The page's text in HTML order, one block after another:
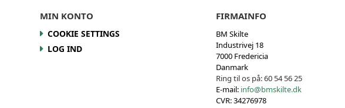
MIN KONTO
COOKIE SETTINGS
LOG IND
FIRMAINFO
BM Skilte
Industrivej 18
7000 Fredericia
Danmark
Ring til os på:60 54 56 25
E-mail: info@bmskilte.dk
CVR: 34276978